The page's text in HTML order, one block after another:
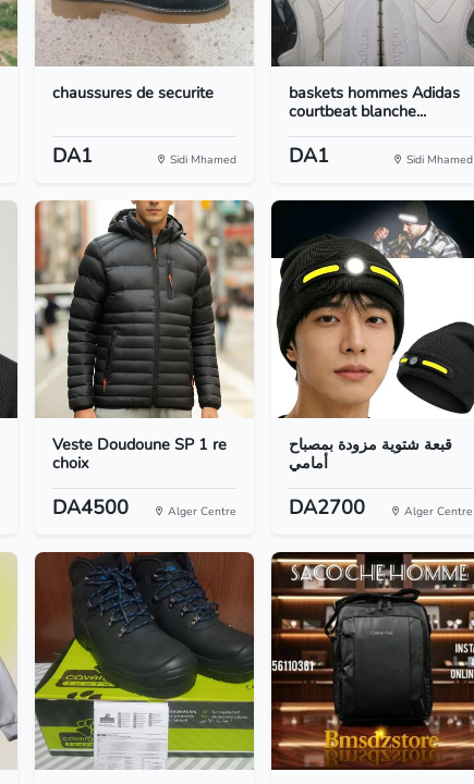
chaussures de securite
DA1 Sidi Mhamed
baskets hommes Adidas
courtbeat blanche...
DA1 Sidi Mhamed
Veste Doudoune SP 1 re
choix
DA4500 Alger Centre
قبعة شتوية مزودة بمصباح
أمامي
DA2700 Alger Centre